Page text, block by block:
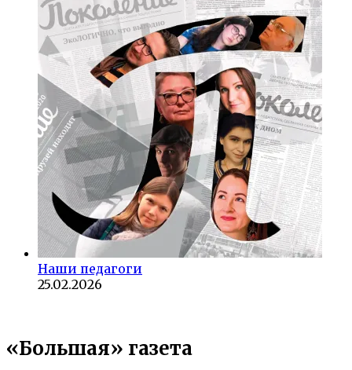
Наши педагоги
25.02.2026
«Большая» газета